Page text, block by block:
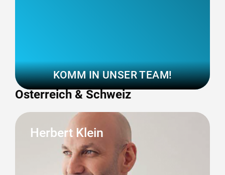
KOMM IN UNSER TEAM!
Österreich & Schweiz
Herbert Klein